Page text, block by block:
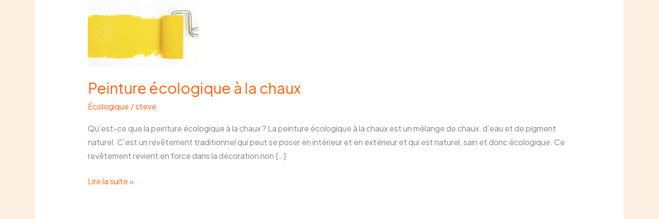
Peinture écologique à la chaux
Écologique /steve
Qu’est-ce que la peinture écologique à la chaux ? La peinture écologique à la chaux est un mélange de chaux, d’eau et de pigment
naturel. C’est un revêtement traditionnel qui peut se poser en intérieur et en extérieur et qui est naturel, sain et donc écologique. Ce
revêtement revient en force dans la décoration non […]
écologique
chaux
Lire la suite »